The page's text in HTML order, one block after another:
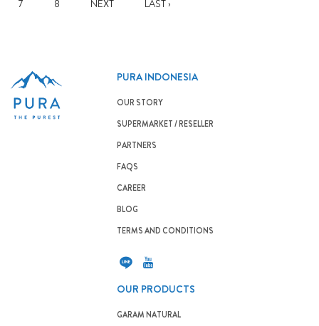
7
8 NEXT LAST ›
PURA INDONESIA
OUR STORY
SUPERMARKET / RESELLER
PARTNERS
FAQS
CAREER
BLOG
TERMS AND CONDITIONS
OUR PRODUCTS
GARAM NATURAL